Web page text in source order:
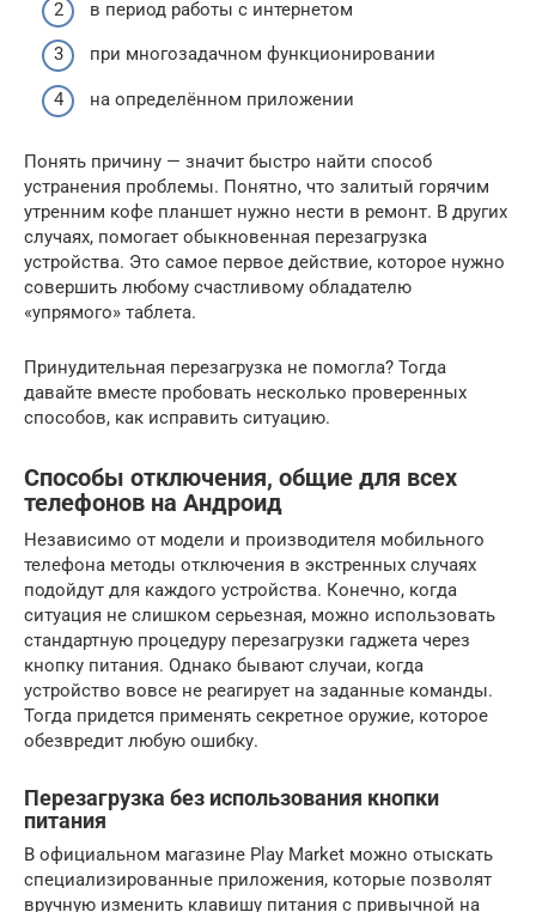
в период работы с интернетом
при многозадачном функционировании
на определённом приложении
Понять причину — значит быстро найти способ
устранения проблемы. Понятно, что залитый горячим
утренним кофе планшет нужно нести в ремонт. В других
случаях, помогает обыкновенная перезагрузка
устройства. Это самое первое действие, которое нужно
совершить любому счастливому обладателю
«упрямого» таблета.
Принудительная перезагрузка не помогла? Тогда
давайте вместе пробовать несколько проверенных
способов, как исправить ситуацию.
Способы отключения, общие для всех
телефонов на Андроид
Независимо от модели и производителя мобильного
телефона методы отключения в экстренных случаях
подойдут для каждого устройства. Конечно, когда
ситуация не слишком серьезная, можно использовать
стандартную процедуру перезагрузки гаджета через
кнопку питания. Однако бывают случаи, когда
устройство вовсе не реагирует на заданные команды.
Тогда придется применять секретное оружие, которое
обезвредит любую ошибку.
Перезагрузка без использования кнопки
питания
В официальном магазине Play Market можно отыскать
специализированные приложения, которые позволят
вручную изменить клавишу питания с привычной на